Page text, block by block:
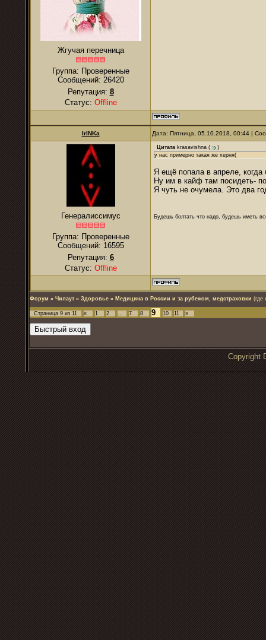
Жгучая перечница
Группа: Проверенные
Сообщений: 26420
Репутация: 8
Статус: Offline
IrINKa Дата: Пятница, 05.10.2018, 00:44 |
Генералиссимус
Группа: Проверенные
Сообщений: 16595
Репутация: 6
Статус: Offline
Цитата krasavishna (
)
у нас примерно такая же херня(
Я ещё попала в апреле, когда
Ну им в кайф там посидеть-
Я чуть не очумела. Это два
Будешь болтать что надо, будешь иметь
Форум » Чилаут » Здоровье » Медицина в России и за рубежом, медстраховки (где
Страница 9 из 11 « 1 2 … 7 8 9 10 11 »
Copyright